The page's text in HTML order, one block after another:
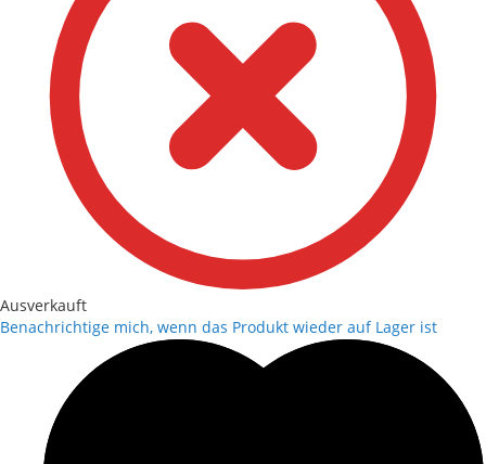
Ausverkauft
Benachrichtige mich, wenn das Produkt wieder auf Lager ist